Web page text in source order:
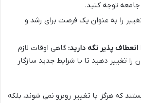
جامعه توجه کنید.
را به عنوان یک فرصت برای رشد و
انعطاف پذیر نگه دارید: گاهی اوقات لازم
را تغییر دهید تا با شرایط جدید سازگار
که هرگز با تغییر روبرو نمی شوند، بلکه